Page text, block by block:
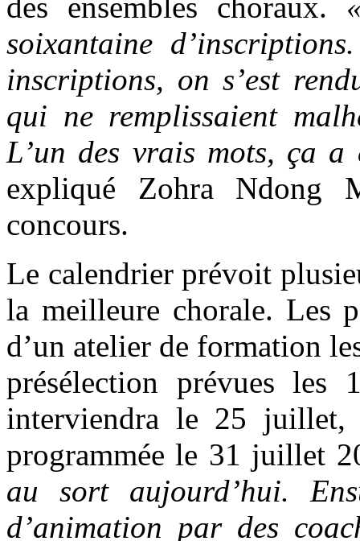
soixantaine
inscriptions, on s’est
qui ne remplissaient
L’un des vrais mots, ça
expliqué Zohra Ndong
concours.
Le calendrier prévoit
la meilleure chorale. Les
d’un atelier de formation
présélection prévues
interviendra le 25 juillet,
programmée le 31 juillet
au sort aujourd’hui.
d’animation par des